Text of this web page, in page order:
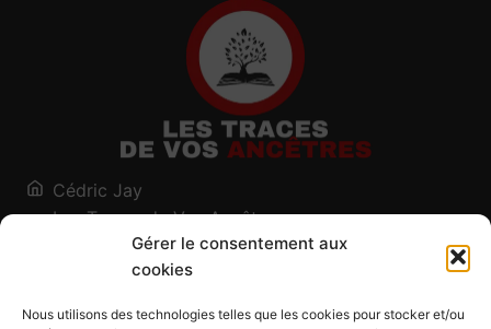
Gérer le consentement aux
cookies
Nous utilisons des technologies telles que les cookies pour stocker et/ou
Cédric Jay
Les Traces de Vos Ancêtres
120, chemin des Salines
73200 Albertville - Savoie